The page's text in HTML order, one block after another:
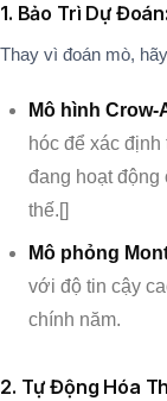
1. Bảo Trì Dự
Thay vì đoán mò,
Mô hình Crow-
hóc để xác định
đang hoạt động
thế.[]
Mô phỏng
với độ tin cậy
chính năm.
2. Tự Động Hóa